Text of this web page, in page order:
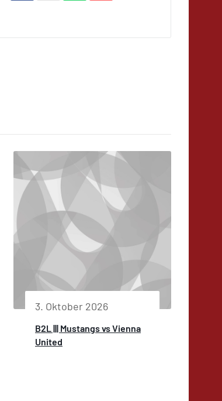
3. Oktober 2026
B2L ||| Mustangs vs Vienna
United